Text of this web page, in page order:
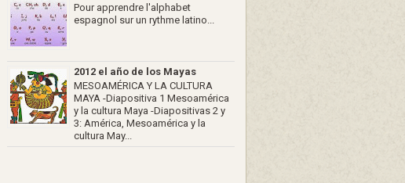
Pour apprendre l'alphabet
espagnol sur un rythme latino...
2012 el año de los Mayas
MESOAMÉRICA Y LA CULTURA
MAYA -Diapositiva 1 Mesoamérica
y la cultura Maya -Diapositivas 2 y
3: América, Mesoamérica y la
cultura May...